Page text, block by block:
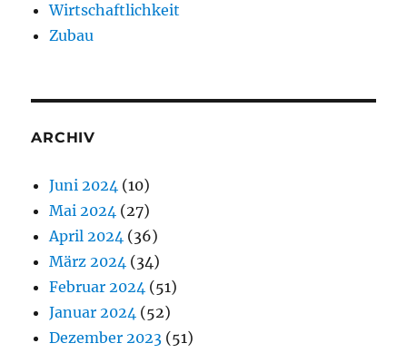
Wirtschaftlichkeit
Zubau
ARCHIV
Juni 2024 (10)
Mai 2024 (27)
April 2024 (36)
März 2024 (34)
Februar 2024 (51)
Januar 2024 (52)
Dezember 2023 (51)